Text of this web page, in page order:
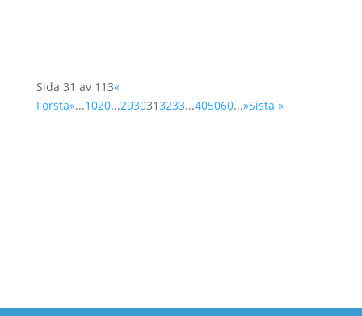
Sida 31 av 113«
Första«...1020...2930313233...405060...»Sista »